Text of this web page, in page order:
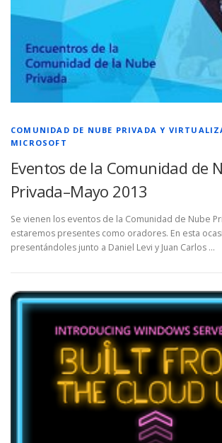
COMUNIDAD DE NUBE PRIVADA Y
MICROSOFT
Eventos de la Comunidad de
Privada–Mayo 2013
Se vienen los eventos de la Comunidad de Nube
estaremos presentes como oradores. En esta
presentándoles junto a Daniel Levi y Juan Carlos …